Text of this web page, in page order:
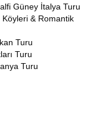
Güney İtalya Turu
Köyleri & Romantik
Turu
Turu
Turu